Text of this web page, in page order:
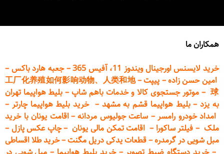
همکاران ما
خرید لایسنس اورجینال ویندوز 11، آفیس 365
–جعبه هارد باکس –
امین حسن زاده– پیپت–
工厂化养殖如何影响动物、人类和地
球
– موتور جستجوی کالا و خدمات باهم شاپ– بلیط هواپیما تهران
به یزد–بلیط هواپیما قشم به مشهد –خرید بلیط هواپیما چارتر –
امداد خودرو رامسر– ساعت جولیوس مردانه–اقامت یونان با خرید
ملک – فیلتر ساکورا – اقامت تمکن مالی یونان –چاپ عکس پازل –
مبل شویی در گرمدره–قطعاتیدکی دریل مگنت–خرید طلا اقساطی